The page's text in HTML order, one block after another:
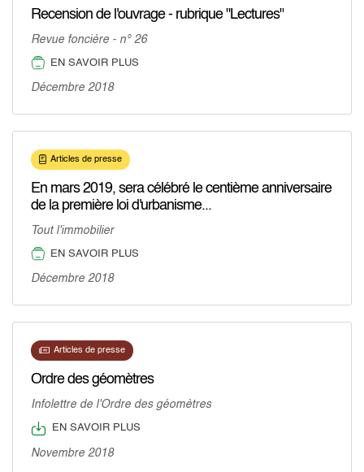
Recension de l'ouvrage - rubrique "Lectures"
Revue foncière - n° 26
EN SAVOIR PLUS
Décembre 2018
Articles de presse
En mars 2019, sera célébré le centième anniversaire
de la première loi d'urbanisme...
Tout l'immobilier
EN SAVOIR PLUS
Décembre 2018
Articles de presse
Ordre des géomètres
Infolettre de l'Ordre des géomètres
EN SAVOIR PLUS
Novembre 2018